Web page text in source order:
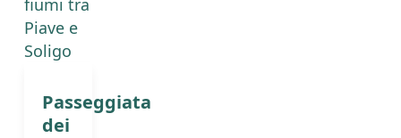
Passeggiata
dei